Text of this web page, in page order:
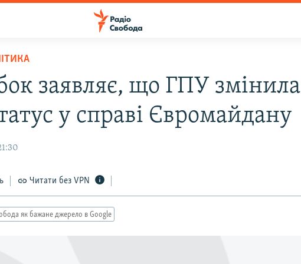
заявляє, що ГПУ змінила
у справі Євромайдану
Читати без VPN
як бажане джерело в Google